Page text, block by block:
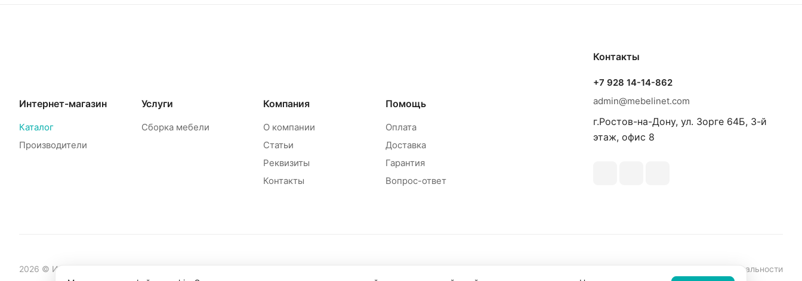
Интернет-магазин
Каталог
Производители
Услуги
Сборка мебели
Компания
О компании
Статьи
Реквизиты
Контакты
Помощь
Оплата
Доставка
Гарантия
Вопрос-ответ
Контакты
+7 928 14-14-862
admin@mebelinet.com
г.Ростов-на-Дону, ул. Зорге 64Б, 3-й
этаж, офис 8
2026 © Интернет-магазин мебели Mebelinet
Политика конфиденциальности